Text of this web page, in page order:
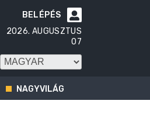

BELÉPÉS
2026. AUGUSZTUS
07
NAGYVILÁG